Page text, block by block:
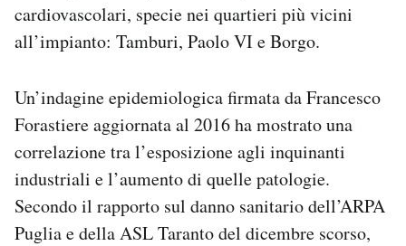
cardiovascolari, specie nei quartieri più vicini
all’impianto: Tamburi, Paolo VI e Borgo.
Un’indagine epidemiologica firmata da Francesco
Forastiere aggiornata al 2016 ha mostrato una
correlazione tra l’esposizione agli inquinanti
industriali e l’aumento di quelle patologie.
Secondo il rapporto sul danno sanitario dell’ARPA
Puglia e della ASL Taranto del dicembre scorso,